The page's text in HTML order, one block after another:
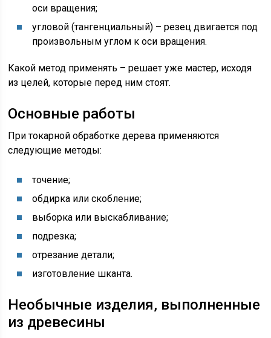
оси вращения;
угловой (тангенциальный) – резец двигается под
произвольным углом к оси вращения.
Какой метод применять – решает уже мастер, исходя
из целей, которые перед ним стоят.
Основные работы
При токарной обработке дерева применяются
следующие методы:
точение;
обдирка или скобление;
выборка или выскабливание;
подрезка;
отрезание детали;
изготовление шканта.
Необычные изделия, выполненные
из древесины